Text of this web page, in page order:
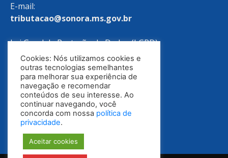
E-mail:
tributacao@sonora.ms.gov.br
Lei Geral de Proteção de Dados (LGPD)
Política de Privacidade
Cookies: Nós utilizamos cookies e
outras tecnologias semelhantes
para melhorar sua experiência de
navegação e recomendar
conteúdos de seu interesse. Ao
continuar navegando, você
concorda com nossa política de
privacidade.
Aceitar cookies